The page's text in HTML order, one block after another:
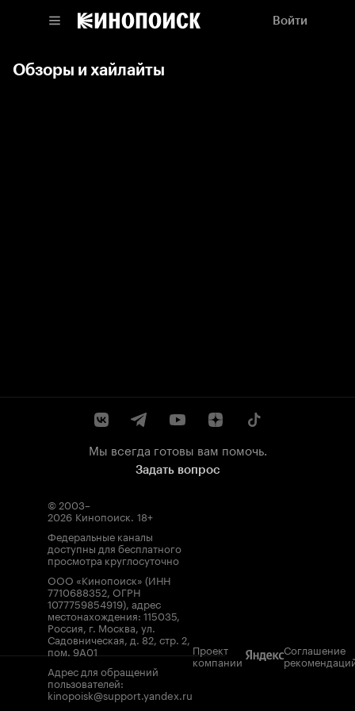
Войти
Обзоры и хайлайты
Мы всегда готовы вам помочь.
Задать вопрос
© 2003–
2026 Кинопоиск. 18+
Федеральные каналы
доступны для бесплатного
просмотра круглосуточно
ООО «Кинопоиск» (ИНН
7710688352, ОГРН
1077759854919), адрес
местонахождения: 115035,
Россия, г. Москва, ул.
Садовническая, д. 82, стр. 2,
пом. 9А01
Адрес для обращений
пользователей:
kinopoisk@support.yandex.ru
Проект
компании
Соглашение